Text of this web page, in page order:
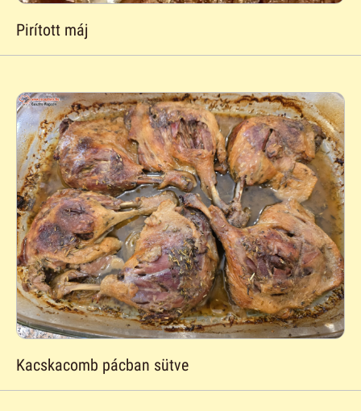
Pirított máj
Kacskacomb pácban sütve